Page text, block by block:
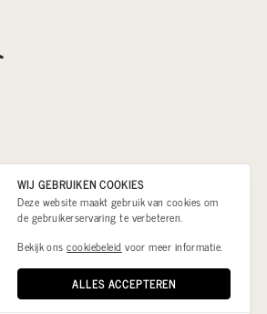
WIJ GEBRUIKEN COOKIES
Deze website maakt gebruik van cookies om
de gebruikerservaring te verbeteren.
Bekijk onscookiebeleid voor meer informatie.
ALLES ACCEPTEREN